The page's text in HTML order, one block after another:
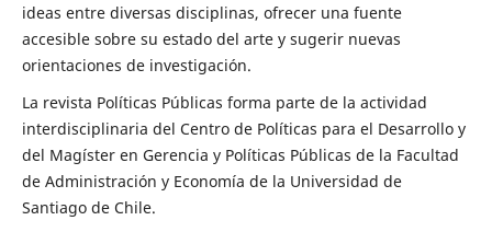
ideas entre diversas disciplinas, ofrecer una fuente
accesible sobre su estado del arte y sugerir nuevas
orientaciones de investigación.
La revista Políticas Públicas forma parte de la actividad
interdisciplinaria del Centro de Políticas para el Desarrollo y
del Magíster en Gerencia y Políticas Públicas de la Facultad
de Administración y Economía de la Universidad de
Santiago de Chile.